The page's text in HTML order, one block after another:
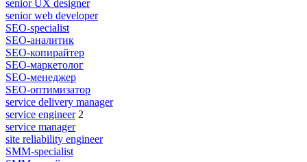
senior UX designer
senior web developer
SEO-specialist
SEO-аналитик
SEO-копирайтер
SEO-маркетолог
SEO-менеджер
SEO-оптимизатор
service delivery manager
service engineer 2
service manager
site reliability engineer
SMM-specialist